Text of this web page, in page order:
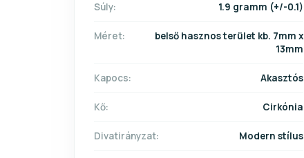
Súly: 1.9 gramm (+/-0.1)
Méret:
belső hasznos terület kb. 7mm x
13mm
Kapocs: Akasztós
Kő: Cirkónia
Divatirányzat: Modern stílus